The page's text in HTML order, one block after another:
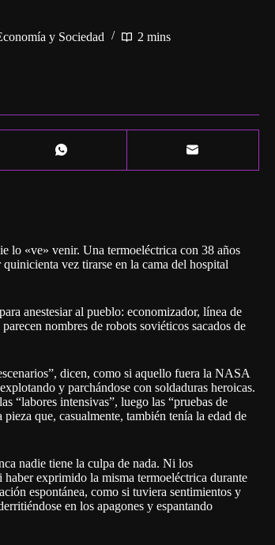
y Sociedad 2 mins
lo «ve» venir. Una termoeléctrica con 38 años
vez tirarse en la cama del hospital
anestesiar al pueblo: economizador, línea de
nombres de robots soviéticos sacados de
dicen, como si aquello fuera la NASA
y parchándose con soldaduras heroicas.
“labores intensivas”, luego las “pruebas de
que, casualmente, también tenía la edad de
nadie tiene la culpa de nada. Ni los
exprimido la misma termoeléctrica durante
espontánea, como si tuviera sentimientos y
en los apagones y espantando